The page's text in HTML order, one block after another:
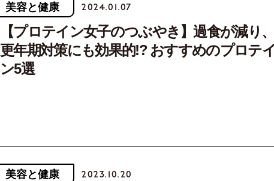
美容と健康 2024.01.07
【プロテイン女子のつぶやき】過食が減り、
更年期対策にも効果的!? おすすめのプロテイ
ン5選
美容と健康 2023.10.20